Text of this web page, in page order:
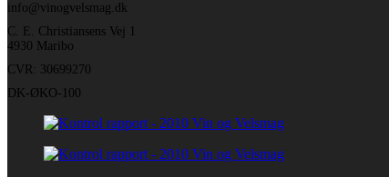
info@vinogvelsmag.dk
C. E. Christiansens Vej 1
4930 Maribo
CVR: 30699270
DK-ØKO-100